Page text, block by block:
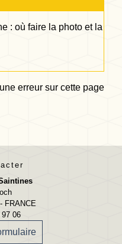
: où faire la photo et la
erreur sur cette page
FRANCE
06